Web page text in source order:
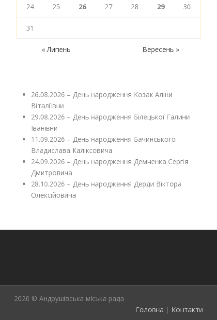
24 25 26 27 28 29 30
31
« Липень Вересень »
26.08.2026 – День народження Козак Аліни
Віталіївни
29.08.2026 – День народження Білецької Галини
Іванівни
11.09.2026 – День народження Бачинського
Владислава Каліксовича
24.09.2026 – День народження Демченка Сергія
Дмитровича
28.10.2026 – День народження Дерди Віктора
Олексійовича
2020 © Андрушівська міська рада
Головна | Контакти